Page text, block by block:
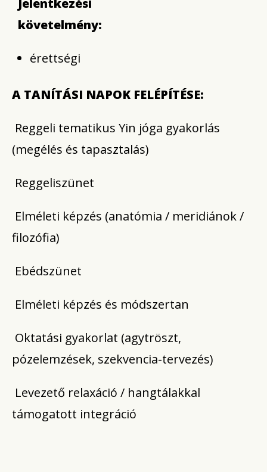
Jelentkezési
követelmény:
érettségi
A TANÍTÁSI NAPOK FELÉPÍTÉSE:
Reggeli tematikus Yin jóga gyakorlás
(megélés és tapasztalás)
Reggeliszünet
Elméleti képzés (anatómia / meridiánok /
filozófia)
Ebédszünet
Elméleti képzés és módszertan
Oktatási gyakorlat (agytröszt,
pózelemzések, szekvencia-tervezés)
Levezető relaxáció / hangtálakkal
támogatott integráció